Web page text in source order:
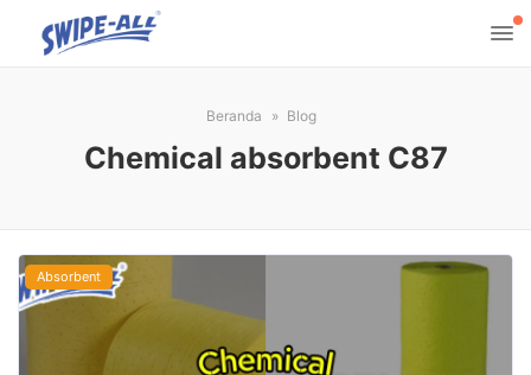
Beranda Blog
Chemical absorbent C87
Absorbent